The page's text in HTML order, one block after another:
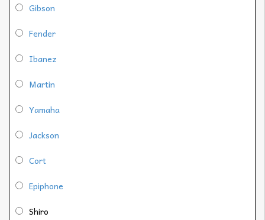
Gibson
Fender
Ibanez
Martin
Yamaha
Jackson
Cort
Epiphone
Shiro